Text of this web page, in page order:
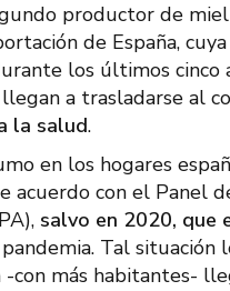
productor de
de España,
los últimos
a trasladarse al
la salud.
en los hogares
acuerdo con el Panel
salvo en 2020, que
Tal situación
con más habitantes-